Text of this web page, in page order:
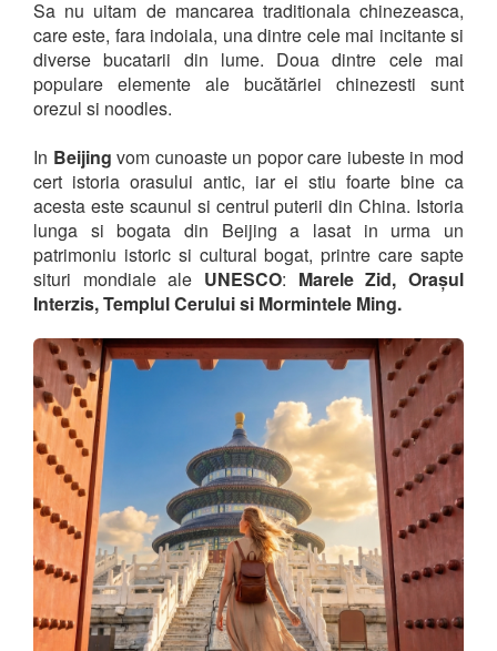
Sa nu uitam de mancarea traditionala chinezeasca,
care este, fara indoiala, una dintre cele mai incitante si
diverse bucatarii din lume. Doua dintre cele mai
populare elemente ale bucătăriei chinezesti sunt
orezul si noodles.
In Beijing vom cunoaste un popor care iubeste in mod
cert istoria orasului antic, iar ei stiu foarte bine ca
acesta este scaunul si centrul puterii din China. Istoria
lunga si bogata din Beijing a lasat in urma un
patrimoniu istoric si cultural bogat, printre care sapte
situri mondiale ale UNESCO: Marele Zid, Orașul
Interzis, Templul Cerului si Mormintele Ming.